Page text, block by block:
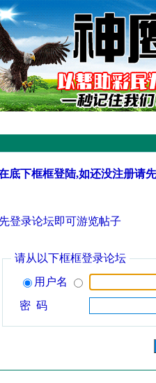
底下框框登陆,如还没注册请
登录论坛即可游览帖子
请从以下框框登录论坛
用户名
密 码